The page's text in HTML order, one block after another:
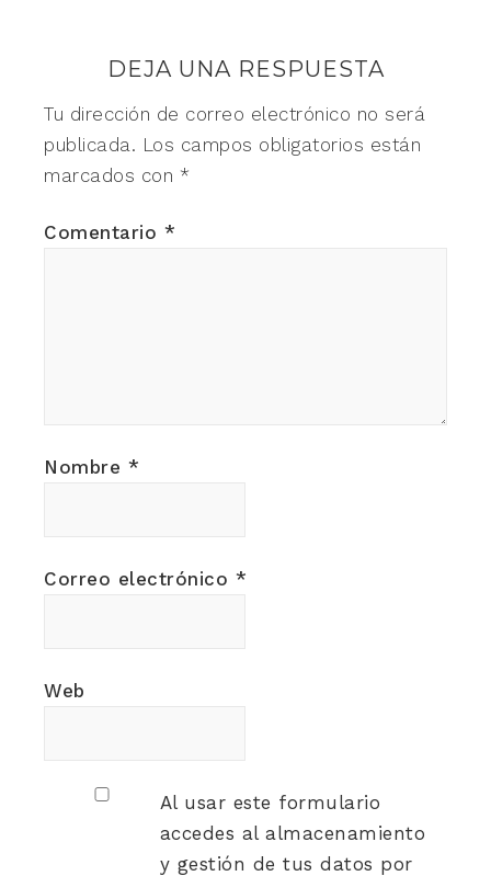
DEJA UNA RESPUESTA
Tu dirección de correo electrónico no será
publicada. Los campos obligatorios están
marcados con *
Comentario *
Nombre *
Correo electrónico *
Web
Al usar este formulario
accedes al almacenamiento
y gestión de tus datos por